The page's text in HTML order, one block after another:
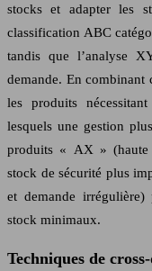
stocks et adapter les
classification ABC
tandis que l’analyse
demande. En combinant
les produits
lesquels une gestion
produits « AX » (haute
stock de sécurité plus
et demande
stock minimaux.
Techniques de